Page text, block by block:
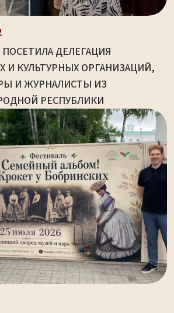
ДЕЛЕГАЦИЯ
И КУЛЬТУРНЫХ ОРГАНИЗАЦИЙ,
И ЖУРНАЛИСТЫ ИЗ
РЕСПУБЛИКИ